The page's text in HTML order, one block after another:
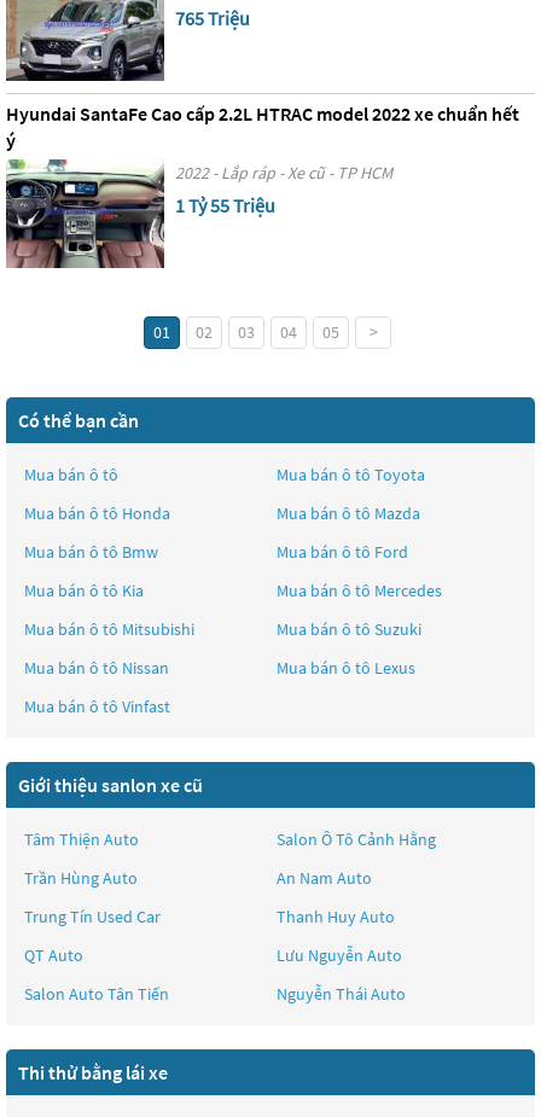
765 Triệu
Hyundai SantaFe Cao cấp 2.2L HTRAC model 2022 xe chuẩn hết
ý
2022 - Lắp ráp - Xe cũ - TP HCM
1 Tỷ 55 Triệu
01 02 03 04 05 >
Có thể bạn cần
Mua bán ô tô Mua bán ô tô Toyota
Mua bán ô tô Honda Mua bán ô tô Mazda
Mua bán ô tô Bmw Mua bán ô tô Ford
Mua bán ô tô Kia Mua bán ô tô Mercedes
Mua bán ô tô Mitsubishi Mua bán ô tô Suzuki
Mua bán ô tô Nissan Mua bán ô tô Lexus
Mua bán ô tô Vinfast
Giới thiệu sanlon xe cũ
Tâm Thiện Auto
Salon Ô Tô Cảnh Hằng
Trần Hùng Auto
An Nam Auto
Trung Tín Used Car
Thanh Huy Auto
QT Auto
Lưu Nguyễn Auto
Salon Auto Tân Tiến
Nguyễn Thái Auto
Thi thử bằng lái xe